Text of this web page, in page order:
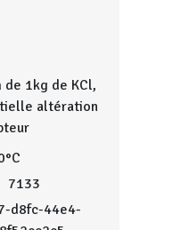
de 1kg de KCl,
altération
7133
d8fc-44e4-